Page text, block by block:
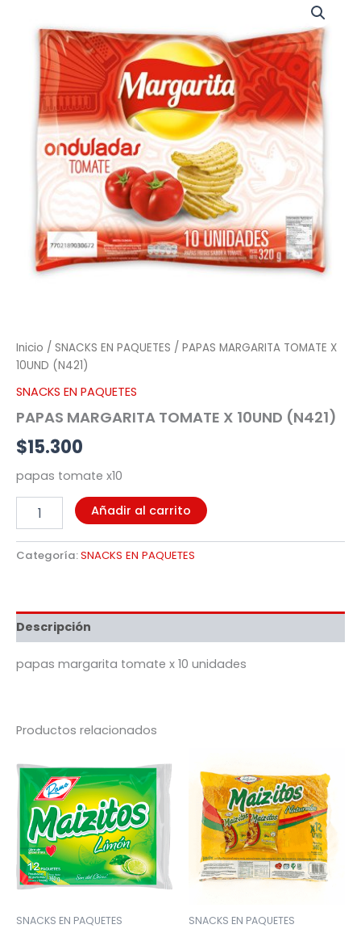
Inicio / SNACKS EN PAQUETES / PAPAS MARGARITA TOMATE X
10UND (N421)
SNACKS EN PAQUETES
PAPAS MARGARITA TOMATE X 10UND (N421)
$15.300
papas tomate x10
TOMATE
10UND
(N421)
cantidad
Añadir al carrito
Categoría:SNACKS EN PAQUETES
Descripción
papas margarita tomate x 10 unidades
Productos relacionados
SNACKS EN PAQUETES SNACKS EN PAQUETES